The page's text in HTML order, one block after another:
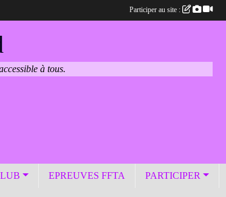
à tous.
EPREUVES FFTA PARTICIPER
Participer au site :